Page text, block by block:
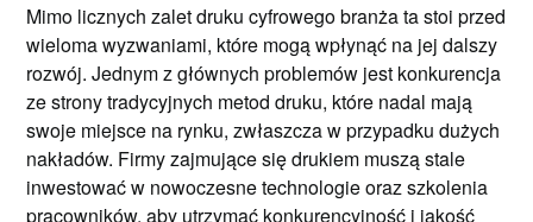
Mimo licznych zalet druku cyfrowego branża ta stoi przed
wieloma wyzwaniami, które mogą wpłynąć na jej dalszy
rozwój. Jednym z głównych problemów jest konkurencja
ze strony tradycyjnych metod druku, które nadal mają
swoje miejsce na rynku, zwłaszcza w przypadku dużych
nakładów. Firmy zajmujące się drukiem muszą stale
inwestować w nowoczesne technologie oraz szkolenia
pracowników, aby utrzymać konkurencyjność i jakość